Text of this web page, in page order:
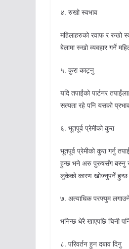
४. रुखो स्वभाव
महिलाहरुको रवाफ र रुखो
बेलामा रुखो व्यवहार गर्ने
५. कुरा काट्नु
यदि तपाईंको पार्टनर
सत्यता रहे पनि यसको
६. भूतपूर्व प्रेमीको कुरा
भूतपूर्व प्रेमीको कुरा गर्नु
हुन्छ भने अरु पुरुषसँग बस्नु
लुकेको कारण खोज्नुपर्ने
७. अत्याधिक परफ्युम
भनिन्छ धेरै खाएपछि चिनी
८. परिवर्तन हुन दबाव दिनु